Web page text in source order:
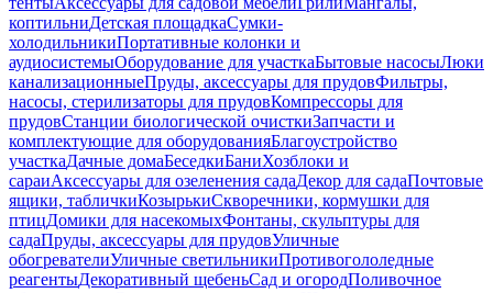
коптильниДетская площадкаСумки-
холодильникиПортативные колонки и
аудиосистемыОборудование для участкаБытовые насосыЛюки
канализационныеПруды, аксессуары для прудовФильтры,
насосы, стерилизаторы для прудовКомпрессоры для
прудовСтанции биологической очисткиЗапчасти и
комплектующие для оборудованияБлагоустройство
участкаДачные домаБеседкиБаниХозблоки и
сараиАксессуары для озеленения садаДекор для садаПочтовые
ящики, табличкиКозырькиСкворечники, кормушки для
птицДомики для насекомыхФонтаны, скульптуры для
садаПруды, аксессуары для прудовУличные
обогревателиУличные светильникиПротивогололедные
реагентыДекоративный щебеньСад и огородПоливочное